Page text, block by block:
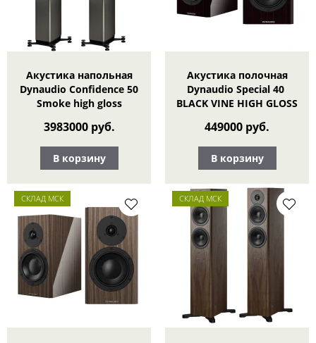
Акустика напольная
Dynaudio Confidence 50
Smoke high gloss
3983000 руб.
В корзину
Акустика полочная
Dynaudio Special 40
BLACK VINE HIGH GLOSS
449000 руб.
В корзину
СКЛАД МСК СКЛАД МСК